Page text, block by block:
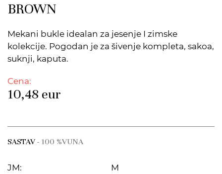
BROWN
Mekani bukle idealan za jesenje I zimske
kolekcije. Pogodan je za šivenje kompleta, sakoa,
suknji, kaputa.
Cena:
10,48 eur
SASTAV- 100 %VUNA
JM:
M